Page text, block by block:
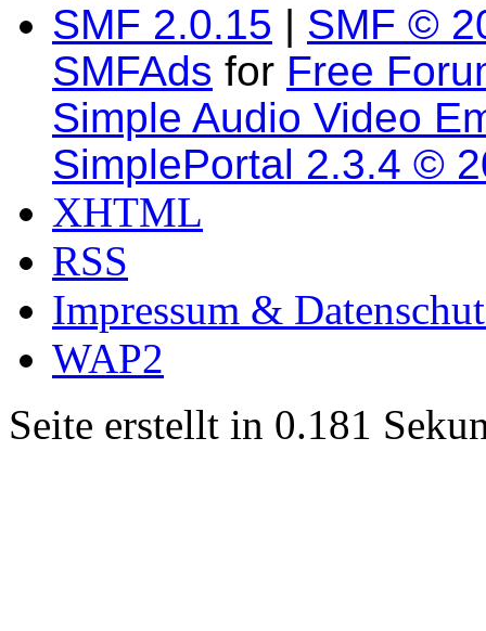
SMF 2.0.15 | SMF ©
SMFAds for Free
Simple Audio Video
SimplePortal 2.3.4 ©
XHTML
RSS
Impressum &
WAP2
Seite erstellt in 0.181